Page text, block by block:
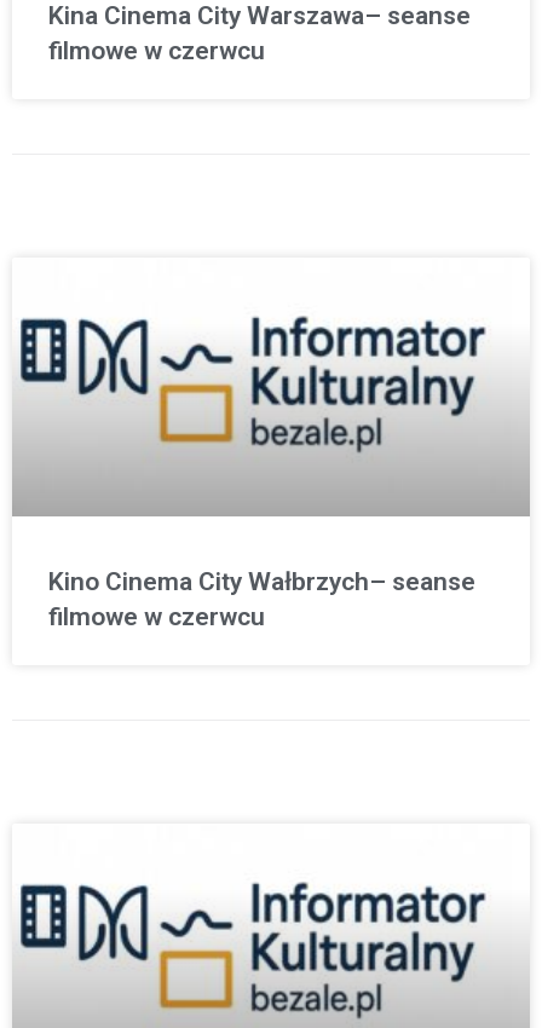
Kina Cinema City Warszawa– seanse
filmowe w czerwcu
Kino Cinema City Wałbrzych– seanse
filmowe w czerwcu